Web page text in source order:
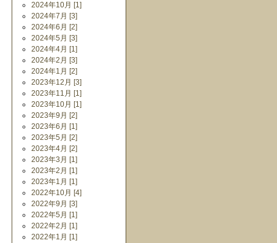
2024年10月 [1]
2024年7月 [3]
2024年6月 [2]
2024年5月 [3]
2024年4月 [1]
2024年2月 [3]
2024年1月 [2]
2023年12月 [3]
2023年11月 [1]
2023年10月 [1]
2023年9月 [2]
2023年6月 [1]
2023年5月 [2]
2023年4月 [2]
2023年3月 [1]
2023年2月 [1]
2023年1月 [1]
2022年10月 [4]
2022年9月 [3]
2022年5月 [1]
2022年2月 [1]
2022年1月 [1]